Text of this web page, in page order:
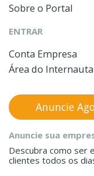
Sobre o Portal
ENTRAR
Conta Empresa
Área do Internauta
Anuncie sua
Descubra como ser
clientes todos os
Anuncie